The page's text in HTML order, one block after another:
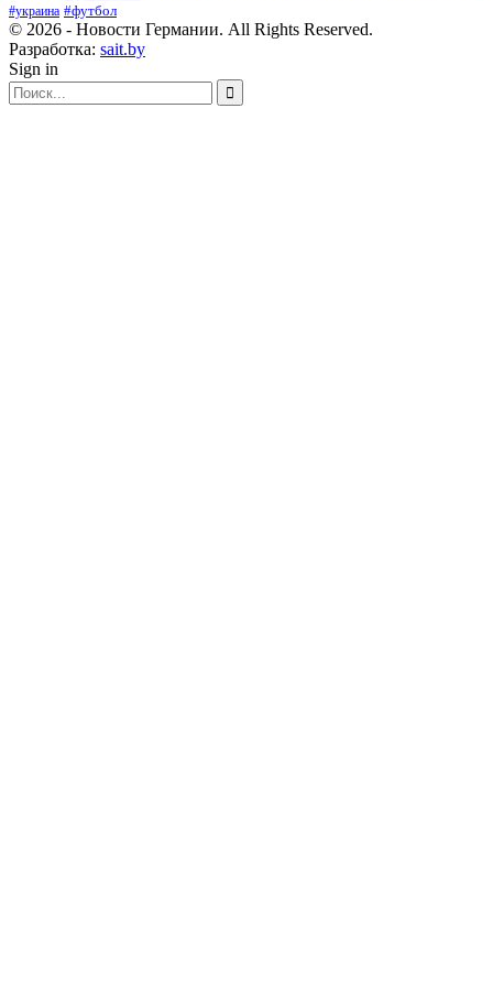
#украина #футбол
© 2026 - Новости Германии. All Rights Reserved.
Разработка: sait.by
Sign in